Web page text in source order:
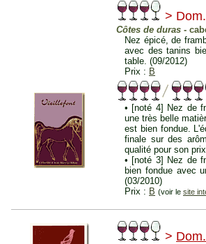
>
Côtes de duras -
Nez épicé, de
avec des tanins
table. (09/2012)
Prix : B
• [noté 4] Nez de
une très belle
est bien fondue.
finale sur des
qualité pour son
• [noté 3] Nez de
bien fondue avec
(03/2010)
Prix : B (voir le site
>